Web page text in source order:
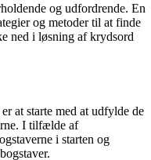
og udfordrende. En
og metoder til at finde
ned i løsning af krydsord
at starte med at udfylde de
I tilfælde af
i starten og